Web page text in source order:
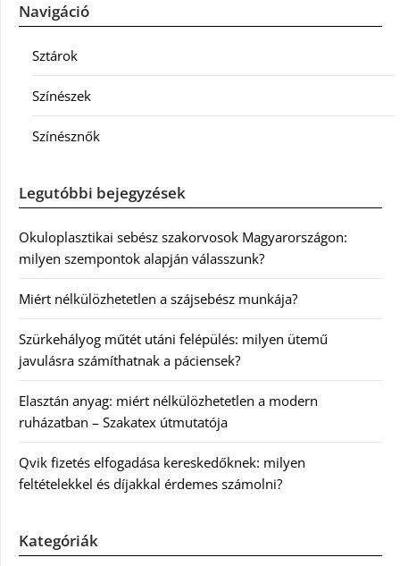
Navigáció
Sztárok
Színészek
Színésznők
Legutóbbi bejegyzések
Okuloplasztikai sebész szakorvosok Magyarországon:
milyen szempontok alapján válasszunk?
Miért nélkülözhetetlen a szájsebész munkája?
Szürkehályog műtét utáni felépülés: milyen ütemű
javulásra számíthatnak a páciensek?
Elasztán anyag: miért nélkülözhetetlen a modern
ruházatban – Szakatex útmutatója
Qvik fizetés elfogadása kereskedőknek: milyen
feltételekkel és díjakkal érdemes számolni?
Kategóriák